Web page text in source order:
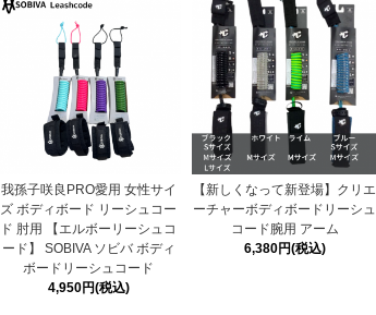
我孫子咲良PRO愛用 女性サイ
ズ ボディボード リーシュコー
ド 肘用 【エルボーリーシュコ
ード】 SOBIVA ソビバ ボディ
ボードリーシュコード
4,950円(税込)
【新しくなって新登場】クリエ
ーチャーボディボードリーシュ
コード腕用 アーム
6,380円(税込)